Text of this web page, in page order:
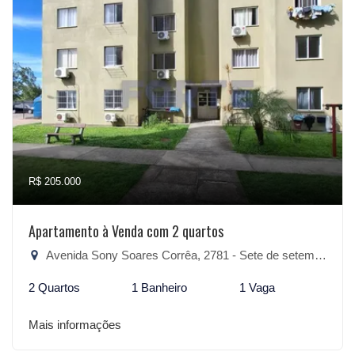
R$ 205.000
Apartamento à Venda com 2 quartos
Avenida Sony Soares Corrêa, 2781 - Sete de setembro, São Lourenço do Sul-RS
2 Quartos 1 Banheiro 1 Vaga
Mais informações